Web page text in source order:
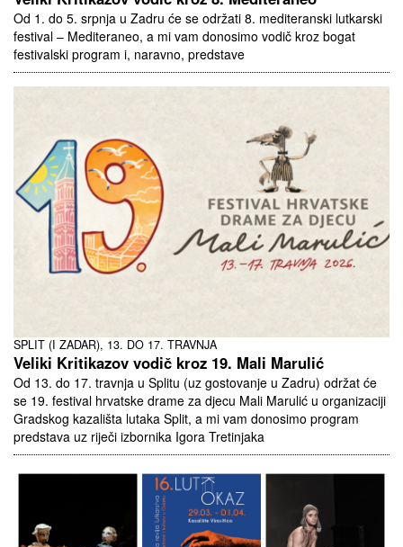
Od 1. do 5. srpnja u Zadru će se održati 8. mediteranski lutkarski
festival – Mediteraneo, a mi vam donosimo vodič kroz bogat
festivalski program i, naravno, predstave
SPLIT (I ZADAR), 13. DO 17. TRAVNJA
Veliki Kritikazov vodič kroz 19. Mali Marulić
Od 13. do 17. travnja u Splitu (uz gostovanje u Zadru) održat će
se 19. festival hrvatske drame za djecu Mali Marulić u organizaciji
Gradskog kazališta lutaka Split, a mi vam donosimo program
predstava uz riječi izbornika Igora Tretinjaka